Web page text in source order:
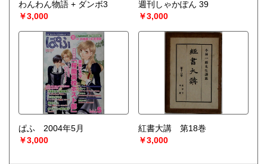
わんわん物語 + ダンボ3
￥3,000
週刊しゃかぽん 39
￥3,000
ぱふ 2004年5月
￥3,000
紅書大講 第18巻
￥3,000